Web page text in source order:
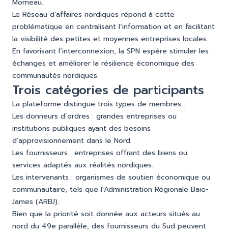
Morneau.
Le Réseau d’affaires nordiques répond à cette
problématique en centralisant l’information et en facilitant
la visibilité des petites et moyennes entreprises locales.
En favorisant l’interconnexion, la SPN espère stimuler les
échanges et améliorer la résilience économique des
communautés nordiques.
Trois catégories de participants
La plateforme distingue trois types de membres :
Les donneurs d’ordres : grandes entreprises ou
institutions publiques ayant des besoins
d’approvisionnement dans le Nord.
Les fournisseurs : entreprises offrant des biens ou
services adaptés aux réalités nordiques.
Les intervenants : organismes de soutien économique ou
communautaire, tels que l'Administration Régionale Baie-
James (ARBJ).
Bien que la priorité soit donnée aux acteurs situés au
nord du 49e parallèle, des fournisseurs du Sud peuvent